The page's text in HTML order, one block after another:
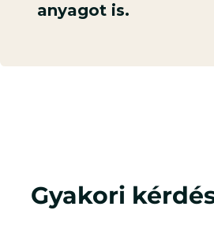
anyagot is.
Gyakori